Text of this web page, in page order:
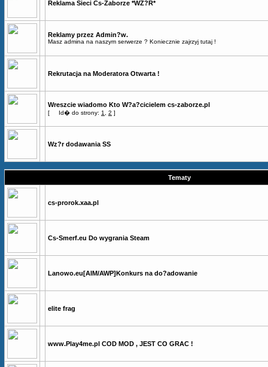
Reklama Sieci Cs-Zaborze *WZ?R*
Reklamy przez Admin?w.
Masz admina na naszym serwerze ? Koniecznie zajrzyj tutaj !
Rekrutacja na Moderatora Otwarta !
Wreszcie wiadomo Kto W?a?cicielem cs-zaborze.pl
[ Id� do strony: 1 2 ]
Wz?r dodawania SS
Tematy
cs-prorok.xaa.pl
Cs-Smerf.eu Do wygrania Steam
Lanowo.eu[AIM/AWP]Konkurs na do?adowanie
elite frag
www.Play4me.pl COD MOD , JEST CO GRAC !